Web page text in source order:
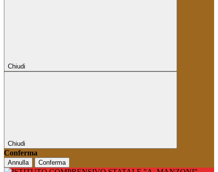
Chiudi
Chiudi
Conferma
Annulla Conferma